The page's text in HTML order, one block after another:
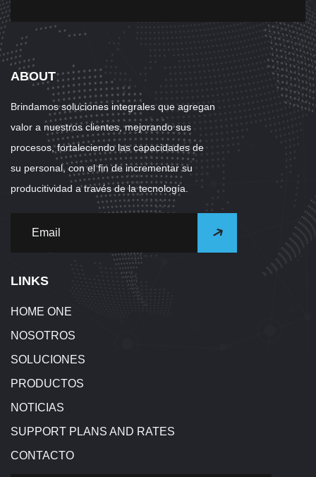
ABOUT
Brindamos soluciones integrales que agregan
valor a nuestros clientes, mejorando sus
procesos, fortaleciendo las capacidades de
su personal, con el fin de incrementar su
producitividad a través de la tecnología.
LINKS
HOME ONE
NOSOTROS
SOLUCIONES
PRODUCTOS
NOTICIAS
SUPPORT PLANS AND RATES
CONTACTO